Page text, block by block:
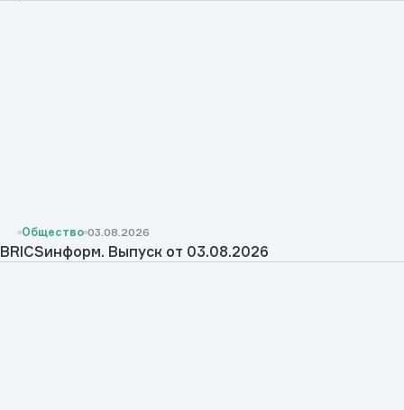
Общество 03.08.2026
BRICSинформ. Выпуск от 03.08.2026